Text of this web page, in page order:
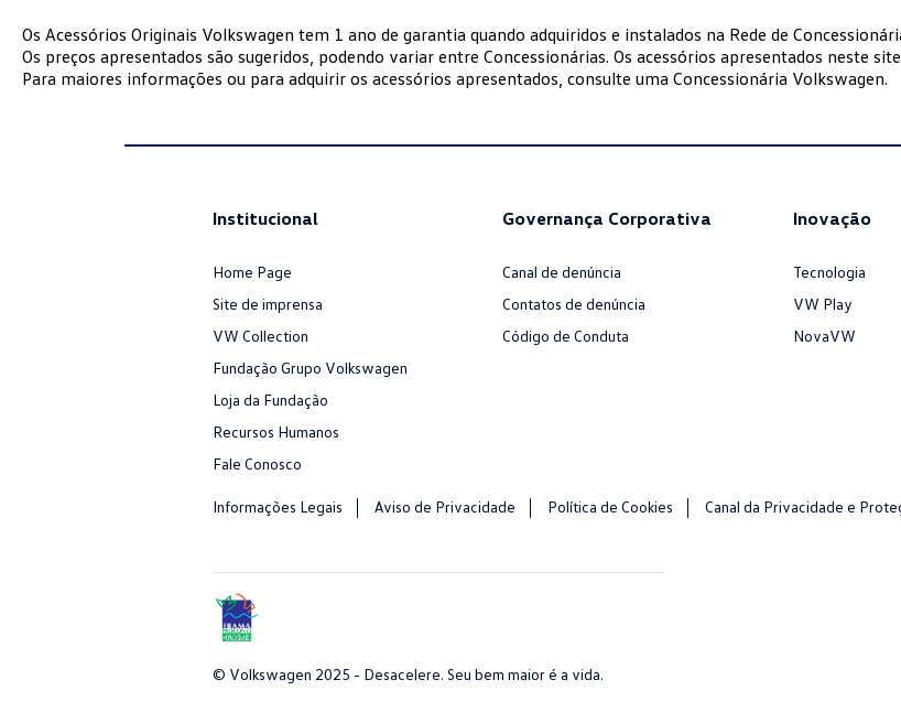
Os Acessórios Originais Volkswagen tem 1 ano de garantia quando adquiridos e instalados na Rede de
Os preços apresentados são sugeridos, podendo variar entre Concessionárias. Os acessórios apresentados neste
Para maiores informações ou para adquirir os acessórios apresentados, consulte uma Concessionária Volkswagen.
Institucional
Home Page
Site de imprensa
VW Collection
Fundação Grupo Volkswagen
Loja da Fundação
Recursos Humanos
Fale Conosco
Governança Corporativa
Canal de denúncia
Contatos de denúncia
Código de Conduta
Inovação
Tecnologia
VW Play
NovaVW
Informações Legais Aviso de Privacidade Política de Cookies Canal da Privacidade e
© Volkswagen 2025 - Desacelere. Seu bem maior é a vida.